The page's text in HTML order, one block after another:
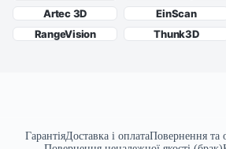
Artec 3D
EinScan
RangeVision
Thunk3D
ГарантіяДоставка і оплатаПовернення та